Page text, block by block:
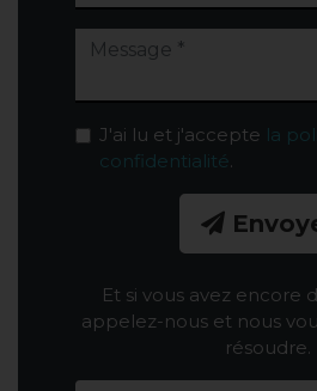
J'ai lu et j'accepte la
confidentialité.
Et si vous avez encore
appelez-nous et nous
résoudre.